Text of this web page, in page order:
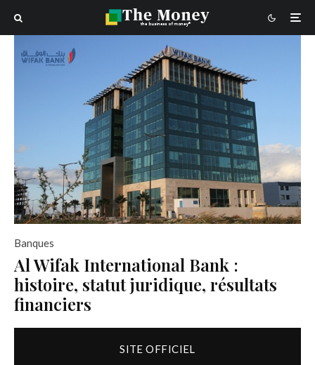
Banques
Al Wifak International Bank :
histoire, statut juridique, résultats
financiers
SITE OFFICIEL